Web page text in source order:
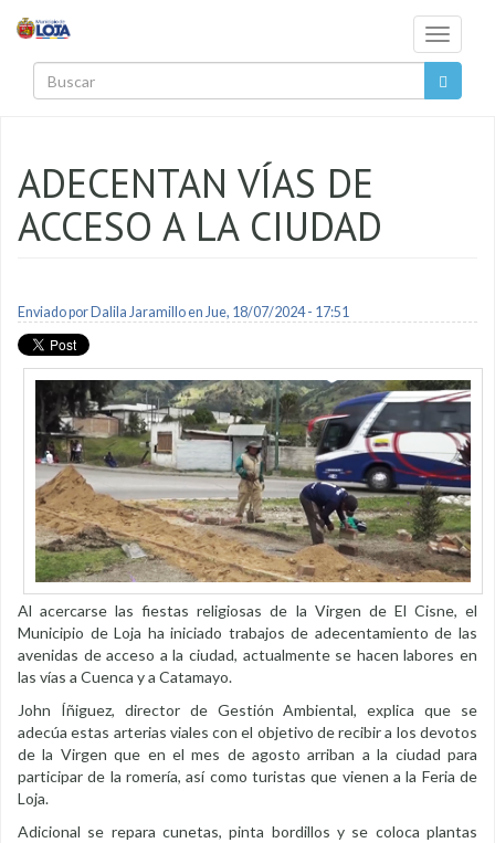
Toggle
ADECENTAN VÍAS DE
ACCESO A LA CIUDAD
Enviado por Dalila Jaramilloen Jue, 18/07/2024 - 17:51
Al acercarse las fiestas religiosas de la Virgen de El Cisne, el
Municipio de Loja ha iniciado trabajos de adecentamiento de las
avenidas de acceso a la ciudad, actualmente se hacen labores en
las vías a Cuenca y a Catamayo.
John Íñiguez, director de Gestión Ambiental, explica que se
adecúa estas arterias viales con el objetivo de recibir a los devotos
de la Virgen que en el mes de agosto arriban a la ciudad para
participar de la romería, así como turistas que vienen a la Feria de
Loja.
Adicional se repara cunetas, pinta bordillos y se coloca plantas